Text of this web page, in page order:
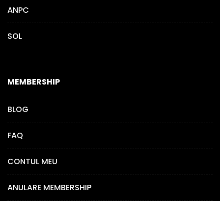
ANPC
SOL
MEMBERSHIP
BLOG
FAQ
CONTUL MEU
ANULARE MEMBERSHIP